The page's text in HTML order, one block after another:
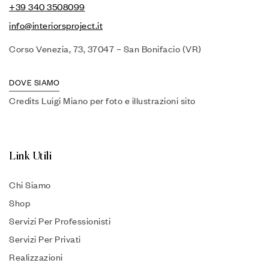
+39 340 3508099
info@interiorsproject.it
Corso Venezia, 73, 37047 – San Bonifacio (VR)
DOVE SIAMO
Credits Luigi Miano per foto e illustrazioni sito
Link Utili
Chi Siamo
Shop
Servizi Per Professionisti
Servizi Per Privati
Realizzazioni